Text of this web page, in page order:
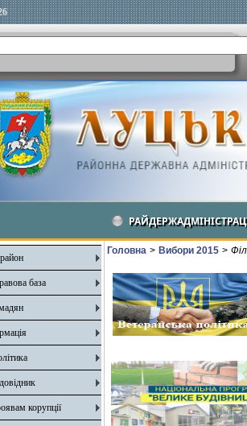
база
корупції
Головна > Вибори 2015 >